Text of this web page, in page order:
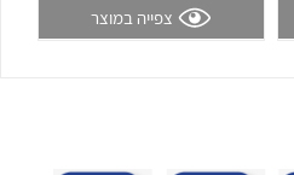
צפייה במוצר